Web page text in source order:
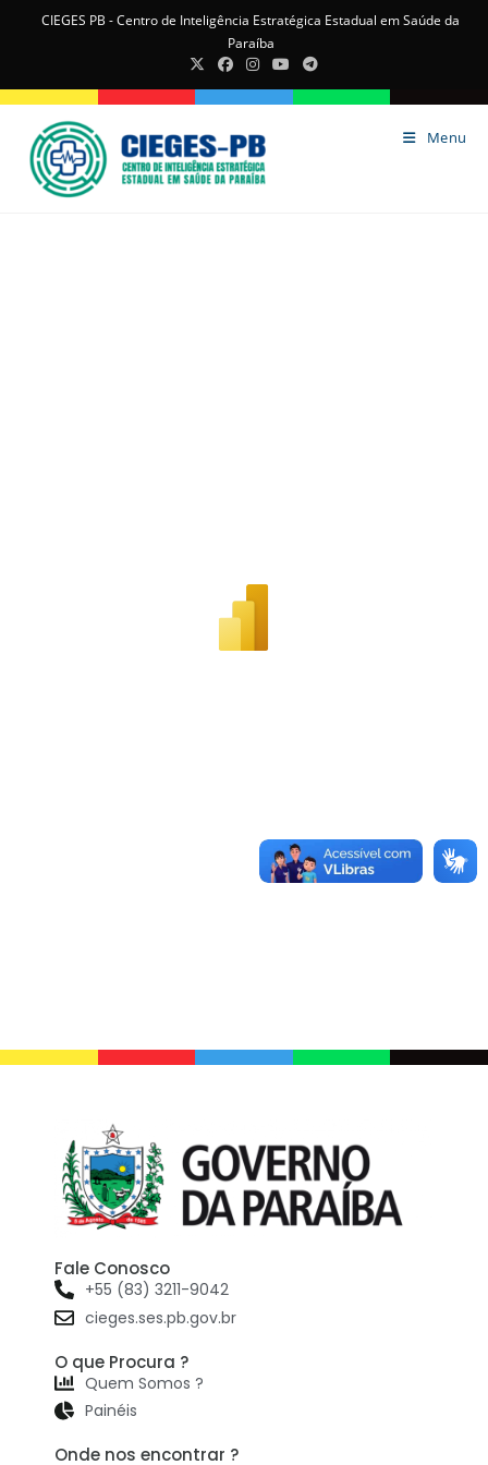
CIEGES PB - Centro de Inteligência Estratégica Estadual em Saúde da
Paraíba
Menu
Fale Conosco
+55 (83) 3211-9042
cieges.ses.pb.gov.br
O que Procura ?
Quem Somos ?
Painéis
Onde nos encontrar ?